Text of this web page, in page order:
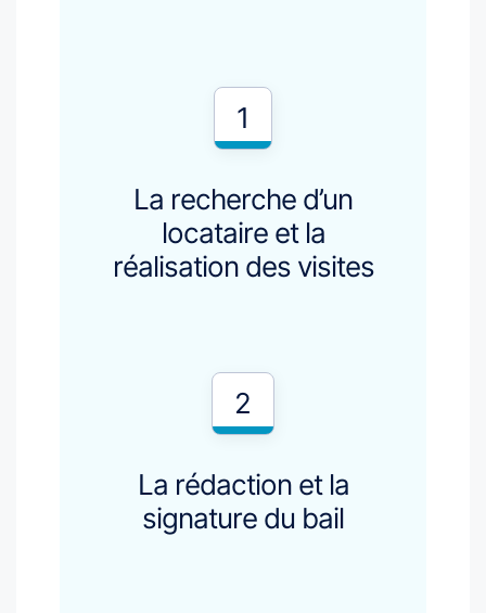
1
La recherche d’un
locataire et la
réalisation des visites
2
La rédaction et la
signature du bail